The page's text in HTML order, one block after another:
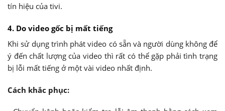
tín hiệu của tivi.
4. Do video gốc bị mất tiếng
Khi sử dụng trình phát video có sẵn và người dùng không để
ý đến chất lượng của video thì rất có thể gặp phải tình trạng
bị lỗi mất tiếng ở một vài video nhất định.
Cách khắc phục: